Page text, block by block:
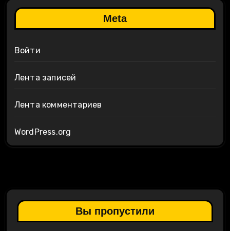
Meta
Войти
Лента записей
Лента комментариев
WordPress.org
Вы пропустили